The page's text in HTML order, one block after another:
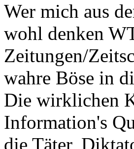
Wer mich aus
wohl denken
Zeitungen/
wahre Böse in
Die wirklichen
Information's
die Täter,